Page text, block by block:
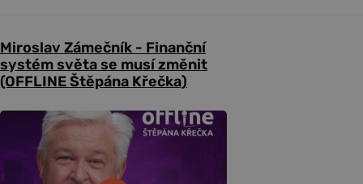
Miroslav Zámečník - Finanční
systém světa se musí změnit
(OFFLINE Štěpána Křečka)